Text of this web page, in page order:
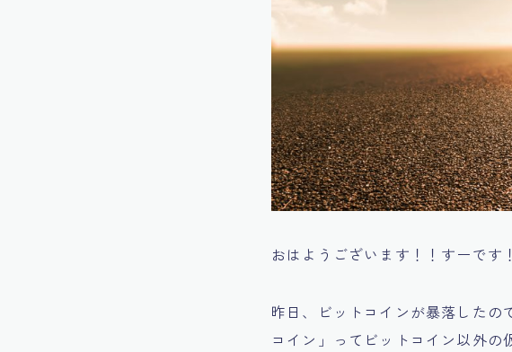
おはようございます！！すーです！
昨日、ビットコインが暴落したの
コイン」ってビットコイン以外の